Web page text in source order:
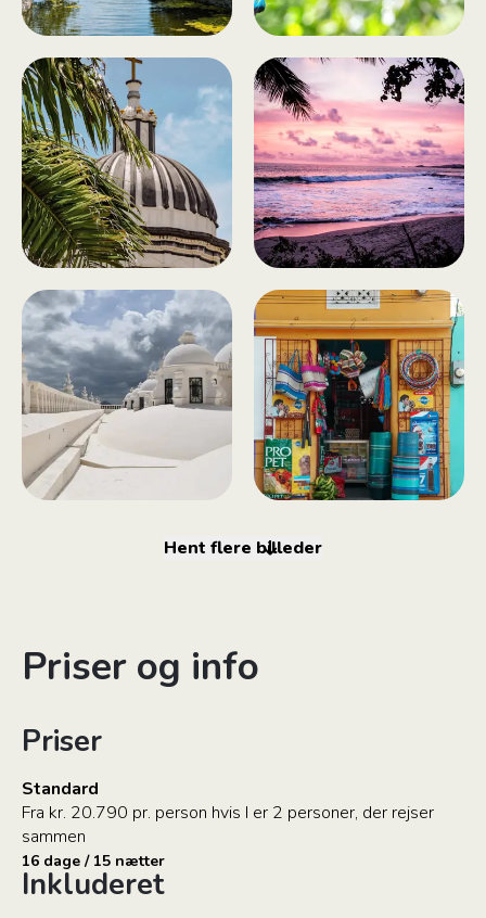
Hent flere billeder
Priser og info
Priser
Standard
Fra kr. 20.790 pr. person hvis I er 2 personer, der rejser
sammen
16 dage / 15 nætter
Inkluderet